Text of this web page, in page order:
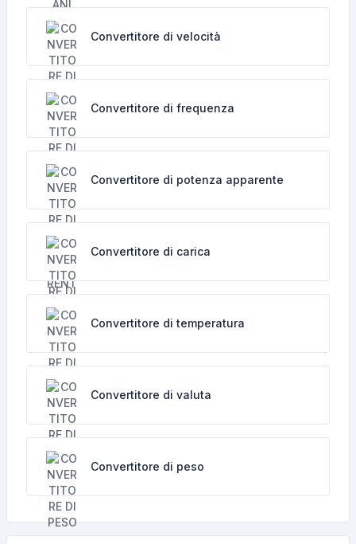
Convertitore di velocità
Convertitore di frequenza
Convertitore di potenza apparente
Convertitore di carica
Convertitore di temperatura
Convertitore di valuta
Convertitore di peso